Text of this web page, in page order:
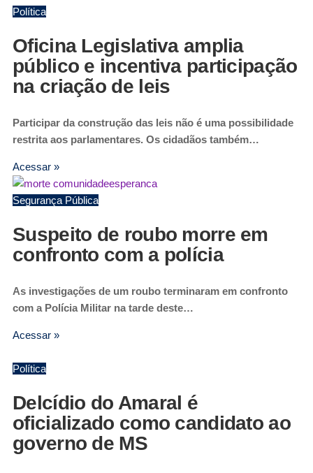
Política
Oficina Legislativa amplia
público e incentiva participação
na criação de leis
Participar da construção das leis não é uma possibilidade
restrita aos parlamentares. Os cidadãos também…
Acessar »
Segurança Pública
Suspeito de roubo morre em
confronto com a polícia
As investigações de um roubo terminaram em confronto
com a Polícia Militar na tarde deste…
Acessar »
Política
Delcídio do Amaral é
oficializado como candidato ao
governo de MS